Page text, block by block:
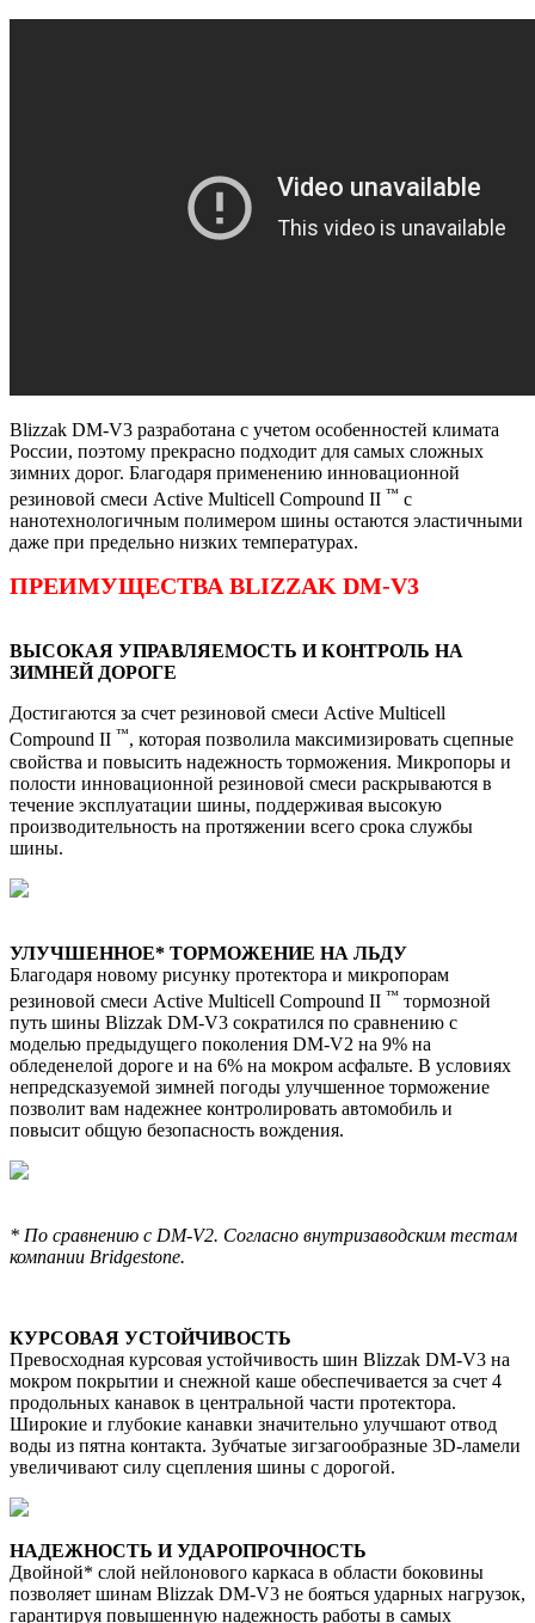
Blizzak DM-V3 разработана с учетом особенностей климата
России, поэтому прекрасно подходит для самых сложных
зимних дорог. Благодаря применению инновационной
резиновой смеси Active Multicell Compound II ™ с
нанотехнологичным полимером шины остаются эластичными
даже при предельно низких температурах.
ПРЕИМУЩЕСТВА BLIZZAK DM-V3
ВЫСОКАЯ УПРАВЛЯЕМОСТЬ И КОНТРОЛЬ НА
ЗИМНЕЙ ДОРОГЕ
Достигаются за счет резиновой смеси Active Multicell
Compound II ™, которая позволила максимизировать сцепные
свойства и повысить надежность торможения. Микропоры и
полости инновационной резиновой смеси раскрываются в
течение эксплуатации шины, поддерживая высокую
производительность на протяжении всего срока службы
шины.
УЛУЧШЕННОЕ* ТОРМОЖЕНИЕ НА ЛЬДУ
Благодаря новому рисунку протектора и микропорам
резиновой смеси Active Multicell Compound II ™ тормозной
путь шины Blizzak DM-V3 сократился по сравнению с
моделью предыдущего поколения DM-V2 на 9% на
обледенелой дороге и на 6% на мокром асфальте. В условиях
непредсказуемой зимней погоды улучшенное торможение
позволит вам надежнее контролировать автомобиль и
повысит общую безопасность вождения.
* По сравнению с DM-V2. Согласно внутризаводским тестам
компании Bridgestone.
КУРСОВАЯ УСТОЙЧИВОСТЬ
Превосходная курсовая устойчивость шин Blizzak DM-V3 на
мокром покрытии и снежной каше обеспечивается за счет 4
продольных канавок в центральной части протектора.
Широкие и глубокие канавки значительно улучшают отвод
воды из пятна контакта. Зубчатые зигзагообразные 3D-ламели
увеличивают силу сцепления шины с дорогой.
НАДЕЖНОСТЬ И УДАРОПРОЧНОСТЬ
Двойной* слой нейлонового каркаса в области боковины
позволяет шинам Blizzak DM-V3 не бояться ударных нагрузок,
гарантируя повышенную надежность работы в самых